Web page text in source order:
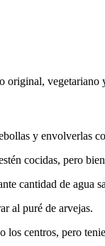
original,
y envolverlas
cocidas, pero
cantidad de agua
al puré de arvejas.
los centros, pero